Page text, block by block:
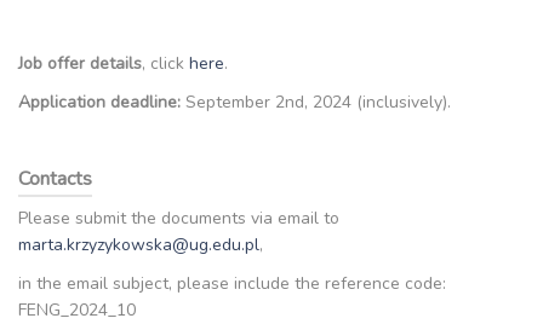
Job offer details, click here.
Application deadline: September 2nd, 2024 (inclusively).
Contacts
Please submit the documents via email to
marta.krzyzykowska@ug.edu.pl,
in the email subject, please include the reference code:
FENG_2024_10